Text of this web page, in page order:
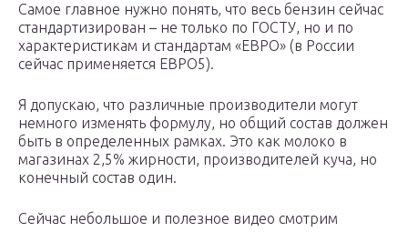
Самое главное нужно понять, что весь бензин сейчас
стандартизирован – не только по ГОСТУ, но и по
характеристикам и стандартам «ЕВРО» (в России
сейчас применяется ЕВРО5).
Я допускаю, что различные производители могут
немного изменять формулу, но общий состав должен
быть в определенных рамках. Это как молоко в
магазинах 2,5% жирности, производителей куча, но
конечный состав один.
Сейчас небольшое и полезное видео смотрим